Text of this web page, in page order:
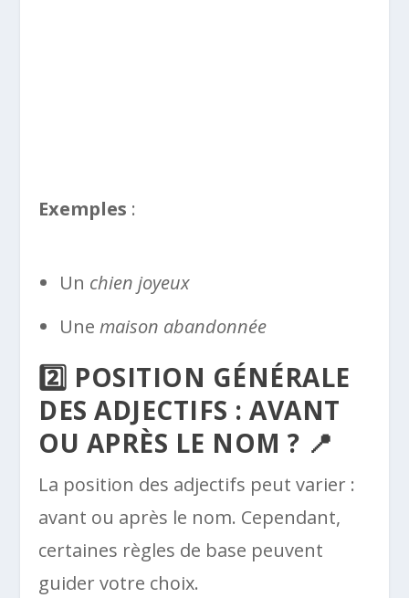
Exemples :
Un chien joyeux
Unemaison abandonnée
2️⃣ POSITION GÉNÉRALE
DES ADJECTIFS : AVANT
OU APRÈS LE NOM ? 📍
La position des adjectifs peut varier :
avant ou après le nom. Cependant,
certaines règles de base peuvent
guider votre choix.